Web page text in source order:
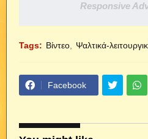
Responsive
Tags: Βίντεο Ψαλτικά-
Facebook